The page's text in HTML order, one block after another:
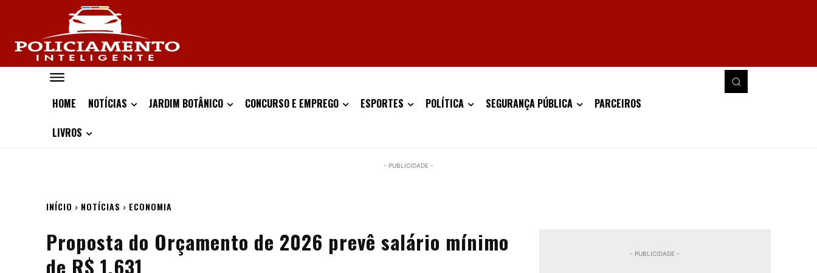
HOME NOTÍCIAS JARDIM BOTÂNICO CONCURSO E EMPREGO ESPORTES POLÍTICA SEGURANÇA PÚBLICA
PARCEIROS
LIVROS
- PUBLICIDADE -
INÍCIO NOTÍCIAS ECONOMIA
Proposta do Orçamento de 2026 prevê salário mínimo
de R$ 1.631
- PUBLICIDADE -